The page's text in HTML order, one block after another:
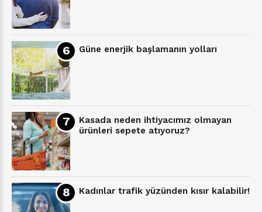
Güne enerjik başlamanın yolları
Kasada neden ihtiyacımız olmayan
ürünleri sepete atıyoruz?
Kadınlar trafik yüzünden kısır kalabilir!